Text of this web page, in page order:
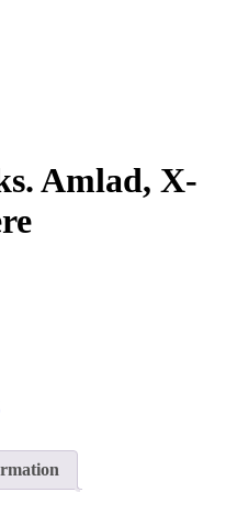
Amlad, X-